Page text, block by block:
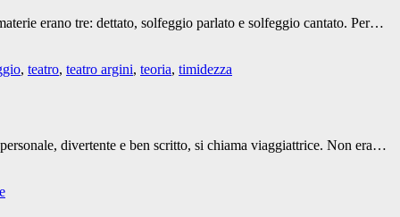
erano tre: dettato, solfeggio parlato e solfeggio cantato. Per…
, teatro, teatro argini, teoria, timidezza
divertente e ben scritto, si chiama viaggiattrice. Non era…